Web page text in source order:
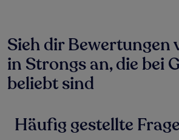
1 Übernachtung
von
2 Erwachsenen
gefunden
wurde.
Preise
können
Sieh dir Bewertungen
in Strongs an, die bei
beliebt sind
Häufig gestellte